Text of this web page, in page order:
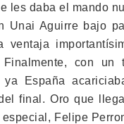
les daba el mando
Unai Aguirre bajo
ventaja
Finalmente, con
ya España
final. Oro que
especial, Felipe